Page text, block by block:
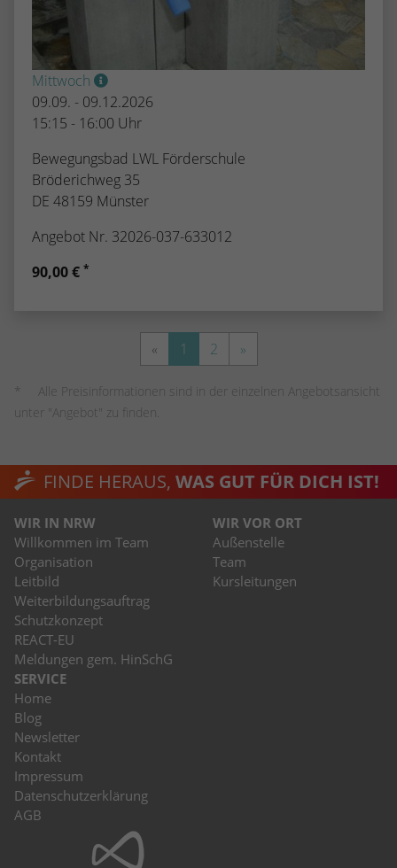
Mittwoch
09.09. - 09.12.2026
15:15 - 16:00 Uhr
Bewegungsbad LWL Förderschule
Bröderichweg 35
DE 48159 Münster
Angebot Nr. 32026-037-633012
90,00 € *
« 1 2 »
Alle Preisinformationen sind in der einzelnen Angebotsansicht
unter "Angebot" zu finden.
FINDE HERAUS, WAS GUT FÜR DICH IST!
WIR IN NRW
Willkommen im Team
Organisation
Leitbild
Weiterbildungsauftrag
Schutzkonzept
REACT-EU
Meldungen gem. HinSchG
WIR VOR ORT
Außenstelle
Team
Kursleitungen
SERVICE
Home
Blog
Newsletter
Kontakt
Impressum
Datenschutzerklärung
AGB